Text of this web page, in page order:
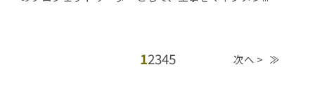
12345 次へ > ≫